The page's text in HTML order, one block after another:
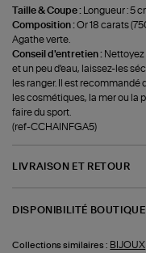
Taille & Coupe :
Longueur : 5
Composition :Or 18 carats
Agathe verte.
Conseil d'entretien :
et un peu d'eau, laissez-les
les ranger. Il est
les cosmétiques, la mer ou la
faire du sport.
(ref-CCHAINFGA5)
LIVRAISON ET RETOUR
DISPONIBILITÉ BOUTIQUE
Collections similaires : BIJOUX